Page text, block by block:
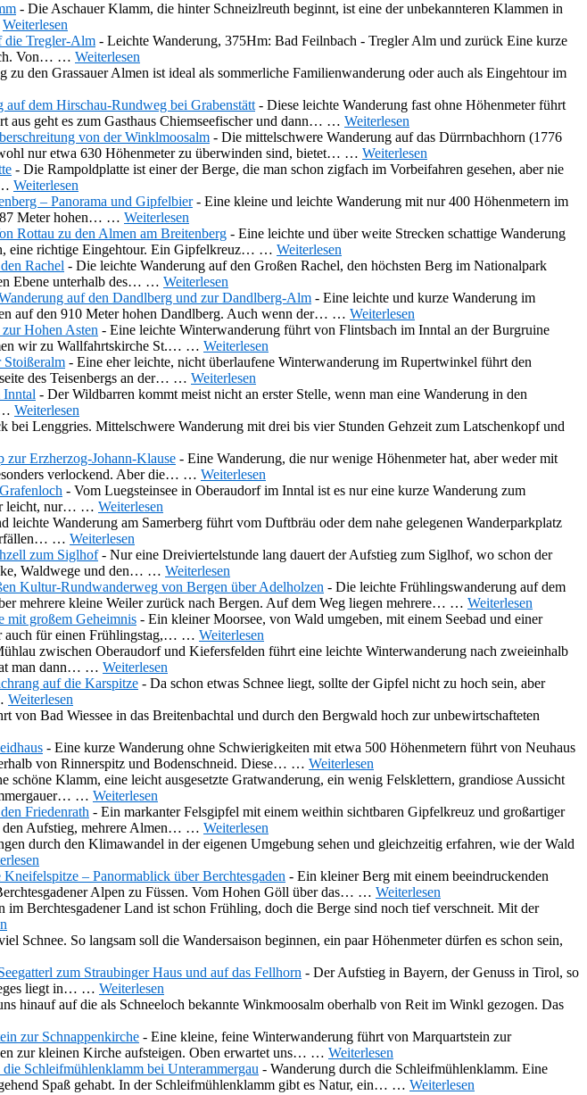
- Die Aschauer Klamm, die hinter Schneizlreuth beginnt, ist eine der unbekannteren Klammen in
Weiterlesen
die Tregler-Alm - Leichte Wanderung, 375Hm: Bad Feilnbach - Tregler Alm und zurück Eine kurze
Von… … Weiterlesen
zu den Grassauer Almen ist ideal als sommerliche Familienwanderung oder auch als Eingehtour im
auf dem Hirschau-Rundweg bei Grabenstätt - Diese leichte Wanderung fast ohne Höhenmeter führt
aus geht es zum Gasthaus Chiemseefischer und dann… … Weiterlesen
von der Winklmoosalm - Die mittelschwere Wanderung auf das Dürrnbachhorn (1776
nur etwa 630 Höhenmeter zu überwinden sind, bietet… … Weiterlesen
- Die Rampoldplatte ist einer der Berge, die man schon zigfach im Vorbeifahren gesehen, aber nie
Weiterlesen
– Panorama und Gipfelbier - Eine kleine und leichte Wanderung mit nur 400 Höhenmetern im
Meter hohen… … Weiterlesen
Rottau zu den Almen am Breitenberg - Eine leichte und über weite Strecken schattige Wanderung
eine richtige Eingehtour. Ein Gipfelkreuz… … Weiterlesen
Rachel - Die leichte Wanderung auf den Großen Rachel, den höchsten Berg im Nationalpark
Ebene unterhalb des… … Weiterlesen
auf den Dandlberg und zur Dandlberg-Alm - Eine leichte und kurze Wanderung im
auf den 910 Meter hohen Dandlberg. Auch wenn der… … Weiterlesen
Hohen Asten - Eine leichte Winterwanderung führt von Flintsbach im Inntal an der Burgruine
wir zu Wallfahrtskirche St.… … Weiterlesen
Stoißeralm - Eine eher leichte, nicht überlaufene Winterwanderung im Rupertwinkel führt den
des Teisenbergs an der… … Weiterlesen
Inntal - Der Wildbarren kommt meist nicht an erster Stelle, wenn man eine Wanderung in den
Weiterlesen
bei Lenggries. Mittelschwere Wanderung mit drei bis vier Stunden Gehzeit zum Latschenkopf und
zur Erzherzog-Johann-Klause - Eine Wanderung, die nur wenige Höhenmeter hat, aber weder mit
verlockend. Aber die… … Weiterlesen
- Vom Luegsteinsee in Oberaudorf im Inntal ist es nur eine kurze Wanderung zum
leicht, nur… … Weiterlesen
leichte Wanderung am Samerberg führt vom Duftbräu oder dem nahe gelegenen Wanderparkplatz
… Weiterlesen
zum Siglhof - Nur eine Dreiviertelstunde lang dauert der Aufstieg zum Siglhof, wo schon der
Waldwege und den… … Weiterlesen
Kultur-Rundwanderweg von Bergen über Adelholzen - Die leichte Frühlingswanderung auf dem
mehrere kleine Weiler zurück nach Bergen. Auf dem Weg liegen mehrere… … Weiterlesen
mit großem Geheimnis - Ein kleiner Moorsee, von Wald umgeben, mit einem Seebad und einer
auch für einen Frühlingstag,… … Weiterlesen
zwischen Oberaudorf und Kiefersfelden führt eine leichte Winterwanderung nach zweieinhalb
man dann… … Weiterlesen
auf die Karspitze - Da schon etwas Schnee liegt, sollte der Gipfel nicht zu hoch sein, aber
Weiterlesen
von Bad Wiessee in das Breitenbachtal und durch den Bergwald hoch zur unbewirtschafteten
- Eine kurze Wanderung ohne Schwierigkeiten mit etwa 500 Höhenmetern führt von Neuhaus
von Rinnerspitz und Bodenschneid. Diese… … Weiterlesen
schöne Klamm, eine leicht ausgesetzte Gratwanderung, ein wenig Felsklettern, grandiose Aussicht
… Weiterlesen
Friedenrath - Ein markanter Felsgipfel mit einem weithin sichtbaren Gipfelkreuz und großartiger
den Aufstieg, mehrere Almen… … Weiterlesen
durch den Klimawandel in der eigenen Umgebung sehen und gleichzeitig erfahren, wie der Wald
– Panormablick über Berchtesgaden - Ein kleiner Berg mit einem beeindruckenden
Alpen zu Füssen. Vom Hohen Göll über das… … Weiterlesen
im Berchtesgadener Land ist schon Frühling, doch die Berge sind noch tief verschneit. Mit der
Schnee. So langsam soll die Wandersaison beginnen, ein paar Höhenmeter dürfen es schon sein,
zum Straubinger Haus und auf das Fellhorn - Der Aufstieg in Bayern, der Genuss in Tirol, so
liegt in… … Weiterlesen
hinauf auf die als Schneeloch bekannte Winkmoosalm oberhalb von Reit im Winkl gezogen. Das
zur Schnappenkirche - Eine kleine, feine Winterwanderung führt von Marquartstein zur
zur kleinen Kirche aufsteigen. Oben erwartet uns… … Weiterlesen
Schleifmühlenklamm bei Unterammergau - Wanderung durch die Schleifmühlenklamm. Eine
Spaß gehabt. In der Schleifmühlenklamm gibt es Natur, ein… … Weiterlesen